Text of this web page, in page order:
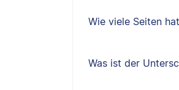
Wie viele Seiten
Was ist der